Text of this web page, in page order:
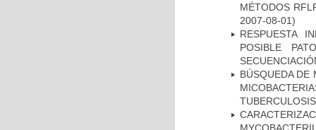
MÉTODOS
2007-08-01)
RESPUESTA
POSIBLE
BÚSQUEDA DE